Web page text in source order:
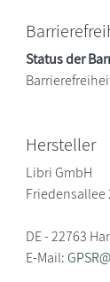
Status der
Hersteller
Libri GmbH
Friedensallee
DE - 22763
E-Mail: